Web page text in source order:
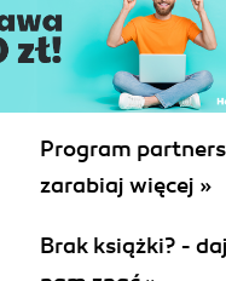
Program
zarabiaj więcej »
Brak książki? - daj